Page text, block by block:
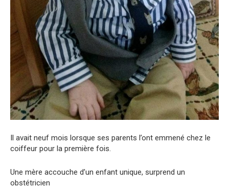
Il avait neuf mois lorsque ses parents l’ont emmené chez le
coiffeur pour la première fois.
Une mère accouche d’un enfant unique, surprend un
obstétricien